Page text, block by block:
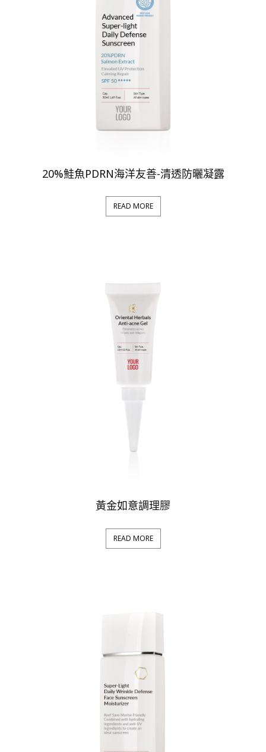
20%鮭魚PDRN海洋友善-清透防曬凝露
READ MORE
黃金如意調理膠
READ MORE